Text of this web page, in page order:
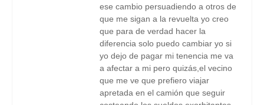
ese cambio persuadiendo a otros de
que me sigan a la revuelta yo creo
que para de verdad hacer la
diferencia solo puedo cambiar yo si
yo dejo de pagar mi tenencia me va
a afectar a mi pero quizás,el vecino
que me ve que prefiero viajar
apretada en el camión que seguir